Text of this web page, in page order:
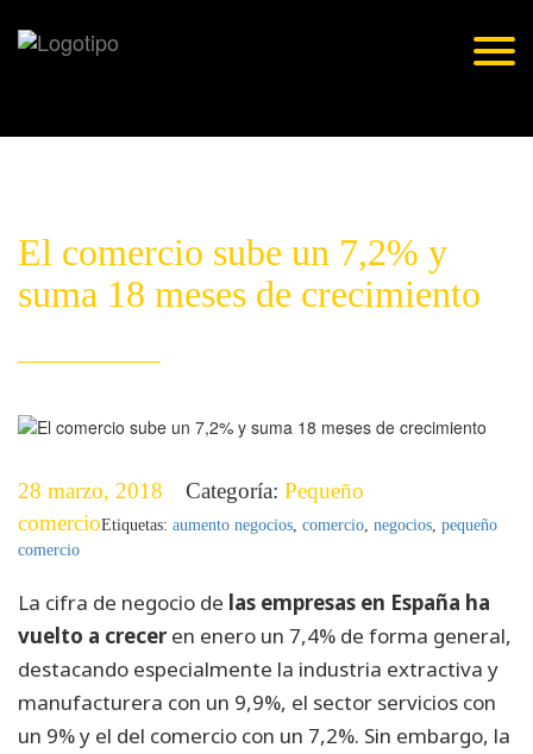
content
El comercio sube un 7,2% y
suma 18 meses de crecimiento
28 marzo, 2018 Categoría: Pequeño
comercioEtiquetas: aumento negocios, comercio, negocios, pequeño
comercio
La cifra de negocio de las empresas en España ha
vuelto a creceren enero un 7,4% de forma general,
destacando especialmente la industria extractiva y
manufacturera con un 9,9%, el sector servicios con
un 9% y el del comercio con un 7,2%. Sin embargo, la